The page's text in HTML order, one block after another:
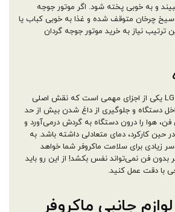
و به خوبی پخته شود. اگر موتور جوجه
چرخان متوقف شده و غذا به خوبی کباب یا
ترتیب نیاز به خرید موتور جوجه گردان
ماکروفر LG یکی از اجزای مهمی است که نقش اصلی
دستگاه و جلوگیری از داغ شدن بیش از حد
هوا را درون دستگاه به گردش درمی‌آورد و
حین کارکرد، دمای متعادلی داشته باشد. به
زیادی برای سلامت ماکروفر شما خواهد
بدون فن نمی‌تواند نفس بکشد! از این رو باید
با دقت عمل کنید.
جانبی ماکروفر